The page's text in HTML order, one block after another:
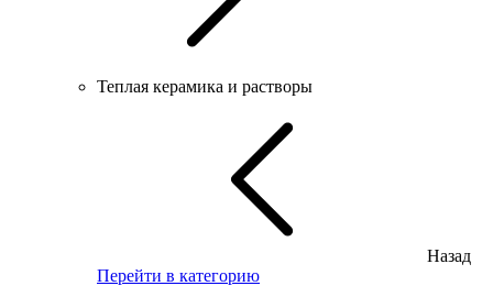
Теплая керамика и растворы
Назад
Перейти в категорию